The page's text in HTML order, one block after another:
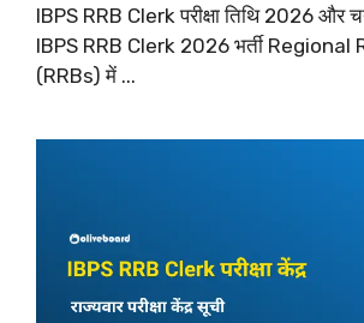
IBPS RRB Clerk परीक्षा तिथि 2026 और
IBPS RRB Clerk 2026 भर्ती Regional
(RRBs) में ...